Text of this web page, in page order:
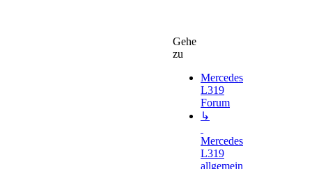
Gehe
zu
Mercedes
L319
Forum
↳
Mercedes
L319
allgemein